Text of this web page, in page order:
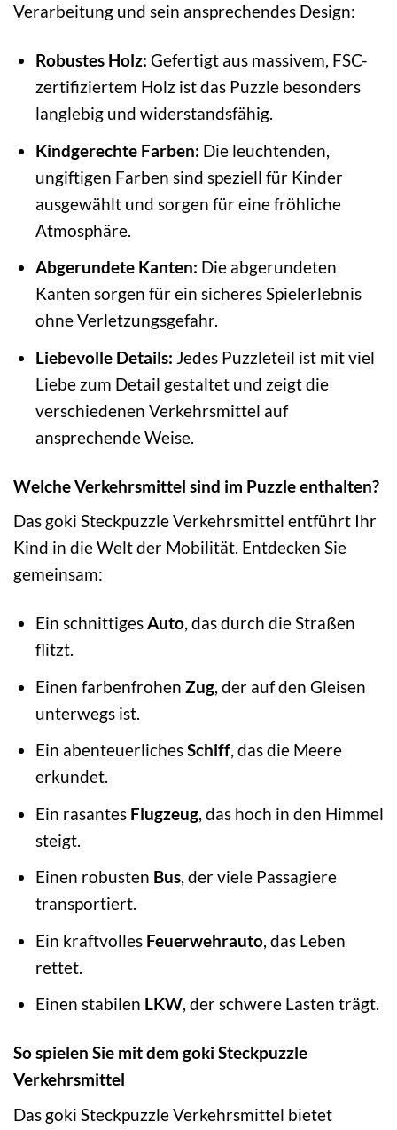
Verarbeitung und sein ansprechendes Design:
Robustes Holz: Gefertigt aus massivem, FSC-
zertifiziertem Holz ist das Puzzle besonders
langlebig und widerstandsfähig.
Kindgerechte Farben: Die leuchtenden,
ungiftigen Farben sind speziell für Kinder
ausgewählt und sorgen für eine fröhliche
Atmosphäre.
Abgerundete Kanten: Die abgerundeten
Kanten sorgen für ein sicheres Spielerlebnis
ohne Verletzungsgefahr.
Liebevolle Details: Jedes Puzzleteil ist mit viel
Liebe zum Detail gestaltet und zeigt die
verschiedenen Verkehrsmittel auf
ansprechende Weise.
Welche Verkehrsmittel sind im Puzzle enthalten?
Das goki Steckpuzzle Verkehrsmittel entführt Ihr
Kind in die Welt der Mobilität. Entdecken Sie
gemeinsam:
Ein schnittigesAuto, das durch die Straßen
flitzt.
Einen farbenfrohen Zug, der auf den Gleisen
unterwegs ist.
Ein abenteuerlichesSchiff, das die Meere
erkundet.
Ein rasantes Flugzeug, das hoch in den Himmel
steigt.
Einen robusten Bus, der viele Passagiere
transportiert.
Ein kraftvolles Feuerwehrauto, das Leben
rettet.
Einen stabilen LKW, der schwere Lasten trägt.
So spielen Sie mit dem goki Steckpuzzle
Verkehrsmittel
Das goki Steckpuzzle Verkehrsmittel bietet